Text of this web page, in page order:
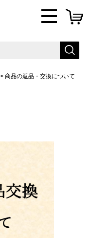
商品の返品・交換について